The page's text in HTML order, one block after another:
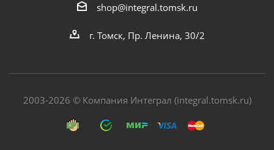
shop@integral.tomsk.ru
г. Томск, Пр. Ленина, 30/2
2003-2026 © Компания Интеграл (integral.tomsk.ru)